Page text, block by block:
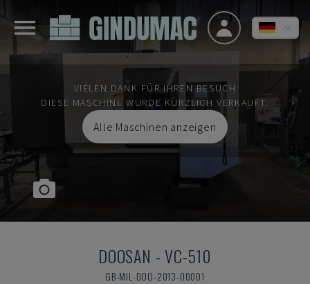
VIELEN DANK FÜR IHREN BESUCH
DIESE MASCHINE WURDE KÜRZLICH VERKAUFT.
Alle Maschinen anzeigen
DOOSAN -VC-510
GB-MIL-DOO-2013-00001